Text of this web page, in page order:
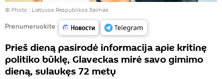
© Photo : Lietuvos Respublikos Seimas
Prenumeruokite
Prieš dieną pasirodė informacija apie kritinę
politiko būklę, Glaveckas mirė savo gimimo
dieną, sulaukęs 72 metų